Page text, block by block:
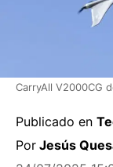
CarryAll V2000CG
Publicado en
Por Jesús